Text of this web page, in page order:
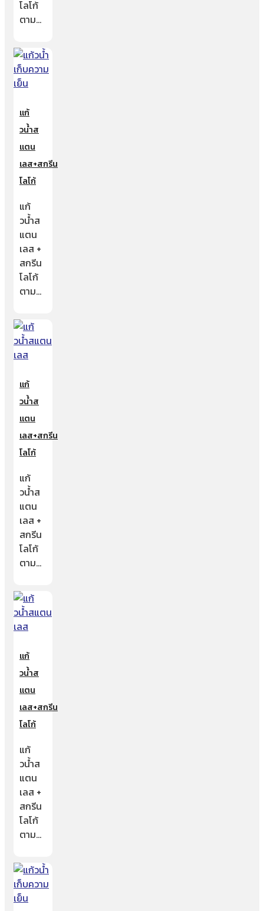
โลโก้
ตาม…
แก้
วน้ำส
แตน
เลส+สกรีน
โลโก้
แก้
วน้ำส
แตน
เลส +
สกรีน
โลโก้
ตาม…
แก้
วน้ำส
แตน
เลส+สกรีน
โลโก้
แก้
วน้ำส
แตน
เลส +
สกรีน
โลโก้
ตาม…
แก้
วน้ำส
แตน
เลส+สกรีน
โลโก้
แก้
วน้ำส
แตน
เลส +
สกรีน
โลโก้
ตาม…